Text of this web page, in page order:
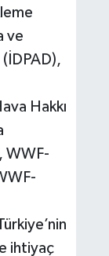
ve
Hakkı
WWF-
ihtiyaç